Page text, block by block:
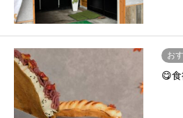
お
😋